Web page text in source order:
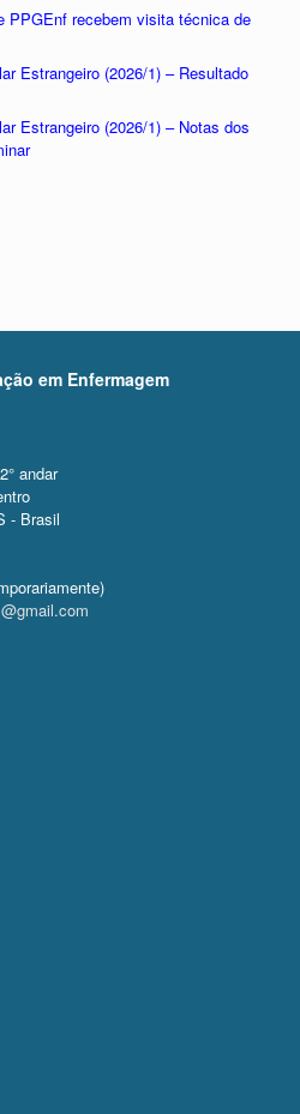
PPGEnf recebem visita técnica de
Estrangeiro (2026/1) – Resultado
Estrangeiro (2026/1) – Notas dos
em Enfermagem
andar
- Brasil